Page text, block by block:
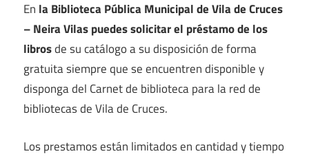
En la Biblioteca Pública Municipal de Vila de Cruces
– Neira Vilas puedes solicitar el préstamo de los
librosde su catálogo a su disposición de forma
gratuita siempre que se encuentren disponible y
disponga del Carnet de biblioteca para la red de
bibliotecas de Vila de Cruces.
Los prestamos están limitados en cantidad y tiempo